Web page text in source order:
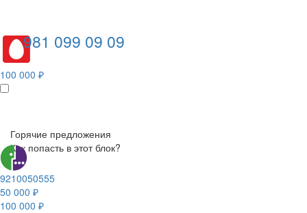
981 099 09 09
100 000 ₽
Горячие предложения
Как попасть в этот блок?
9210050555
50 000 ₽
100 000 ₽